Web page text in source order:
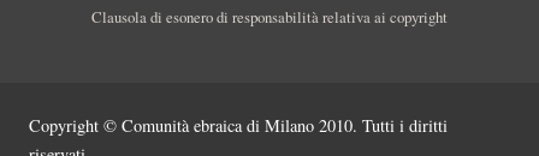
Clausola di esonero di responsabilità relativa ai copyright
Copyright © Comunità ebraica di Milano 2010. Tutti i diritti